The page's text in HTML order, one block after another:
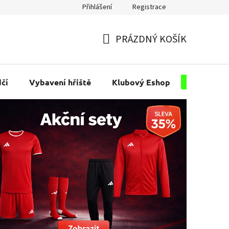
Přihlášení Registrace
KOŠÍK
PRÁZDNÝ KOŠÍK
Vybavení hřiště Klubový Eshop